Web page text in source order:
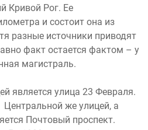
Кривой Рог. Ее
и состоит она из
разные источники приводят
факт остается фактом – у
магистраль.
является улица 23 Февраля.
же улицей, а
Почтовый проспект.